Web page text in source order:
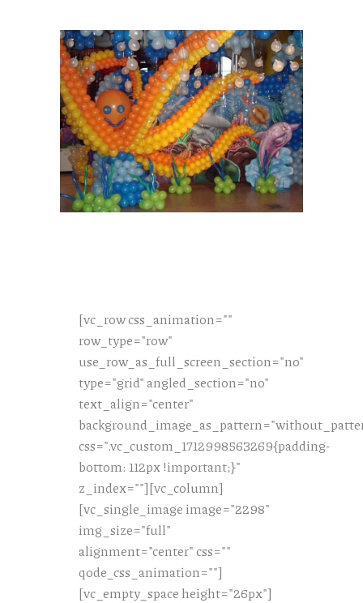
[vc_row css_animation=""
row_type="row"
use_row_as_full_screen_section="no"
type="grid" angled_section="no"
text_align="center"
css=".vc_custom_1712998563269{padding-
bottom: 112px !important;}"
z_index=""][vc_column]
[vc_single_image image="2298"
img_size="full"
alignment="center" css=""
qode_css_animation=""]
[vc_empty_space height="26px"]